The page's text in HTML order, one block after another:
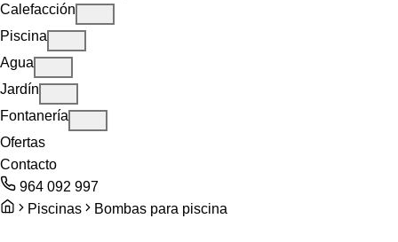
Calefacción
Piscina
Agua
Jardín
Fontanería
Ofertas
Contacto
964 092 997
Piscinas
Bombas para piscina